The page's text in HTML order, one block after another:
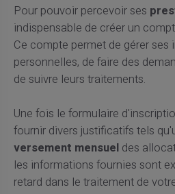
Pour pouvoir percevoir ses
indispensable de créer un
Ce compte permet de gérer ses
personnelles, de faire des
de suivre leurs traitements.
Une fois le formulaire
fournir divers justificatifs tels
versement mensueldes
les informations fournies sont
retard dans le traitement de